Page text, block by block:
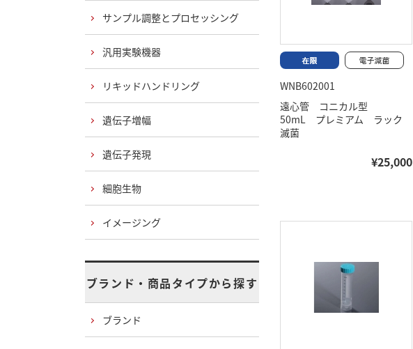
WNB602001
遠心管 コニカル型
50mL プレミアム ラック
滅菌
¥25,000
サンプル調整とプロセッシング
汎用実験機器
リキッドハンドリング
遺伝子増幅
遺伝子発現
細胞生物
イメージング
ブランド・商品タイプから探す
ブランド